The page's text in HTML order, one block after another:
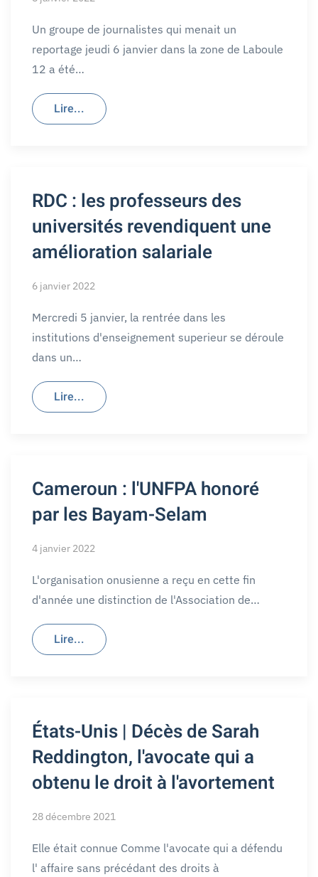
Un groupe de journalistes qui menait un
reportage jeudi 6 janvier dans la zone de Laboule
12 a été…
Lire...
RDC : les professeurs des
universités revendiquent une
amélioration salariale
6 janvier 2022
Mercredi 5 janvier, la rentrée dans les
institutions d'enseignement superieur se déroule
dans un…
Lire...
Cameroun : l'UNFPA honoré
par les Bayam-Selam
4 janvier 2022
L'organisation onusienne a reçu en cette fin
d'année une distinction de l'Association de…
Lire...
États-Unis | Décès de Sarah
Reddington, l'avocate qui a
obtenu le droit à l'avortement
28 décembre 2021
Elle était connue Comme l'avocate qui a défendu
l' affaire sans précédant des droits à